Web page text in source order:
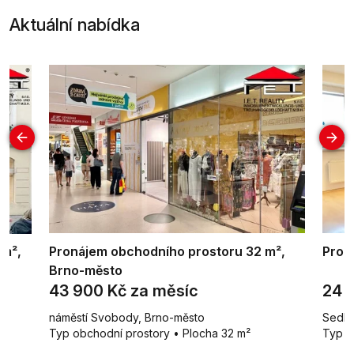
Aktuální nabídka
Pronájem obchodního prostoru 32 m²,
Brno-město
43 900 Kč za měsíc
náměstí Svobody, Brno-město
Typ obchodní prostory • Plocha 32 m²
24
Typ